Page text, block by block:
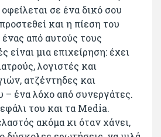
σε ένα δικό σου
και η πίεση του
από αυτούς τους
είναι μια επιχείρηση: έχει
λογιστές και
ατζέντηδες και
ένα λόχο από συνεργάτες.
του και τα Media.
ακόμα κι όταν χάνει,